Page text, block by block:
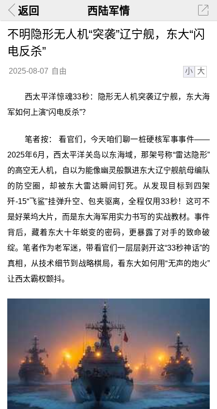
返回 西陆军情
不明隐形无人机“突袭”辽宁舰，东大“闪
电反杀”
2025-08-07 自由 小 大
西太平洋惊魂33秒：隐形无人机突袭辽宁舰，东大海
军如何上演“闪电反杀”？
笔者按： 看官们，今天咱们聊一桩硬核军事事件——
2025年6月，西太平洋关岛以东海域，那架号称“雷达隐形”
的高空无人机，自以为能像幽灵般飘进东大辽宁舰航母编队
的防空圈，却被东大雷达瞬间钉死。从发现目标到四架
歼-15“飞鲨”挂弹升空、包夹驱离，全程仅用33秒！这可不
是好莱坞大片，而是东大海军用实力书写的实战教材。事件
背后，藏着东大十年蜕变的密码，更暴露了对手的致命破
绽。笔者作为老军迷，带看官们一层层剥开这“33秒神话”的
真相，从技术细节到战略棋局，看东大如何用“无声的炮火”
让西太霸权颤抖。